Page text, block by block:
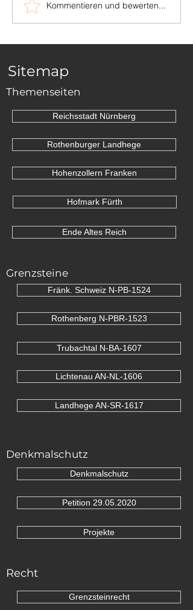
...auch in
Niederösterreich
Kommentieren und bewerten...
Sitemap
Themenseiten
Reichsstadt Nürnberg
Rothenburger Landhege
Hohenzollern Franken
Hofmark Fürth
Ende Altes Reich
Grenzsteine
Fränk. Schweiz N-PB-1524
Rothenberg N-PBR-1523
Trubachtal N-BA-1607
Lichtenau AN-NL-1606
Landhege AN-SR-1617
Denkmalschutz
Denkmalschutz
Petition 29.05.2020
Projekte
Recht
Grenzsteinrecht